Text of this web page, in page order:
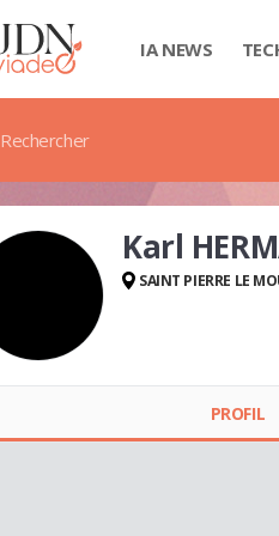
IA NEWS
Rechercher
Karl
SAINT PIERRE LE
PROFIL